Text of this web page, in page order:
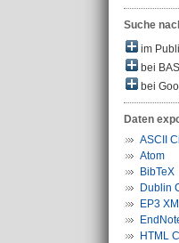
Suche
im
bei
bei
Daten
ASCII
Atom
BibTeX
Dublin
EP3
HTML